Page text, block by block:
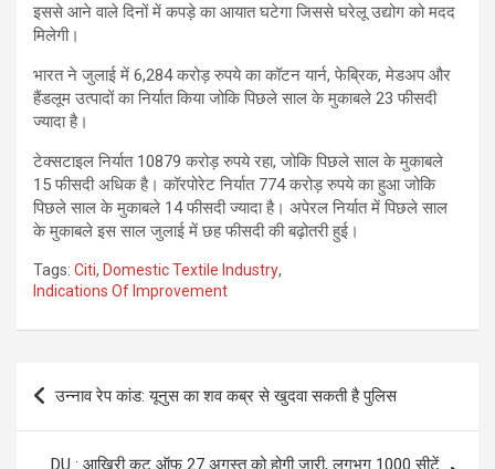
इससे आने वाले दिनों में कपड़े का आयात घटेगा जिससे घरेलू उद्योग को मदद
मिलेगी।
भारत ने जुलाई में 6,284 करोड़ रुपये का कॉटन यार्न, फेब्रिक, मेडअप और
हैंडलूम उत्पादों का निर्यात किया जोकि पिछले साल के मुकाबले 23 फीसदी
ज्यादा है।
टेक्सटाइल निर्यात 10879 करोड़ रुपये रहा, जोकि पिछले साल के मुकाबले
15 फीसदी अधिक है। कॉरपोरेट निर्यात 774 करोड़ रुपये का हुआ जोकि
पिछले साल के मुकाबले 14 फीसदी ज्यादा है। अपेरल निर्यात में पिछले साल
के मुकाबले इस साल जुलाई में छह फीसदी की बढ़ोतरी हुई।
Tags: Citi, Domestic Textile Industry,
Indications Of Improvement
Post
navigation
उन्नाव रेप कांड: यूनुस का शव कब्र से खुदवा सकती है पुलिस
DU : आखिरी कट ऑफ 27 अगस्त को होगी जारी, लगभग 1000 सीटें